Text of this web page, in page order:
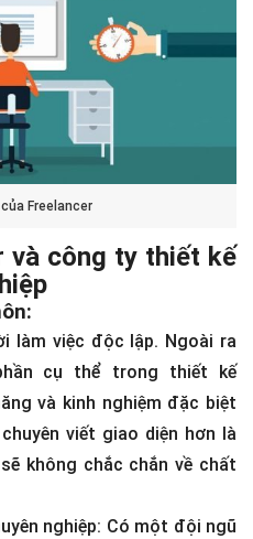
Freelancer
và công ty thiết kế
làm việc độc lập. Ngoài ra
cụ thể trong thiết kế
và kinh nghiệm đặc biệt
viết giao diện hơn là
không chắc chắn về chất
nghiệp: Có một đội ngũ